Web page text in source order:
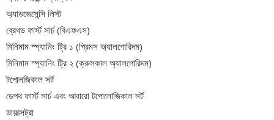
অ্যাডজেসেন্সি লিস্ট
ব্রেথড ফার্স্ট সার্চ (বিএফএস)
মিনিমাম স্প্যানিং ট্রি ১ (প্রিমস অ্যালগোরিদম)
মিনিমাম স্প্যানিং ট্রি ২ (ক্রুসকাল অ্যালগোরিদম)
টপোলজিকাল সর্ট
ডেপথ ফার্স্ট সার্চ এবং আবারো টপোলোজিকাল সর্ট
ডায়াক্সট্রা